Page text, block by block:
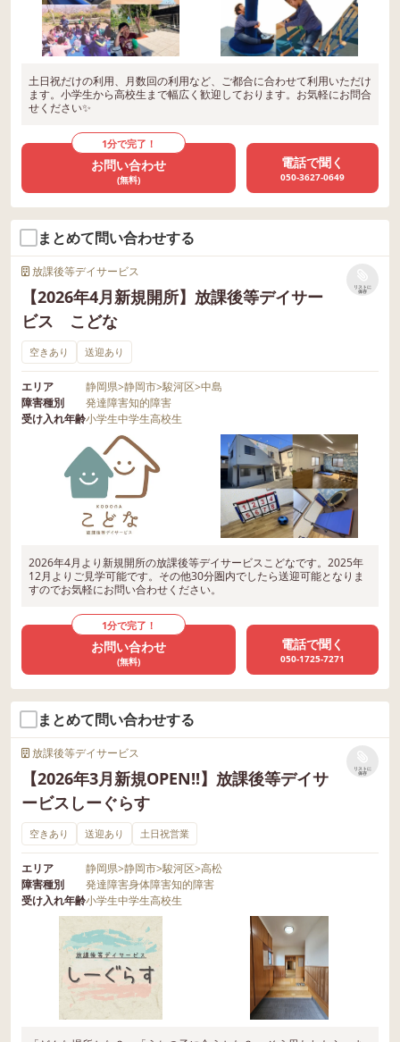
土日祝だけの利用、月数回の利用など、ご都合に合わせて利用いただけ
ます。小学生から高校生まで幅広く歓迎しております。お気軽にお問合
せください✨
1分で完了！
お問い合わせ
(無料)
電話で聞く
050-3627-0649
まとめて問い合わせする
放課後等デイサービス
【2026年4月新規開所】放課後等デイサー
ビス こどな
リストに
保存
空きあり 送迎あり
エリア 静岡県>静岡市>駿河区>中島
障害種別
発達障害知的障害
受け入れ年齢小学生中学生高校生
2026年4月より新規開所の放課後等デイサービスこどなです。2025年
12月よりご見学可能です。その他30分圏内でしたら送迎可能となりま
すのでお気軽にお問い合わせください。
1分で完了！
お問い合わせ
(無料)
電話で聞く
050-1725-7271
まとめて問い合わせする
放課後等デイサービス
【2026年3月新規OPEN!!】放課後等デイサ
ービスしーぐらす
リストに
保存
空きあり 送迎あり 土日祝営業
エリア 静岡県>静岡市>駿河区>高松
障害種別
発達障害身体障害知的障害
受け入れ年齢小学生中学生高校生